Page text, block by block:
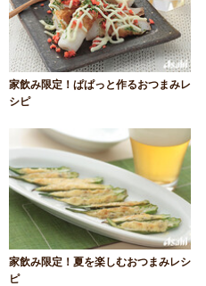
家飲み限定！ぱぱっと作るおつまみレ
シピ
家飲み限定！夏を楽しむおつまみレシ
ピ